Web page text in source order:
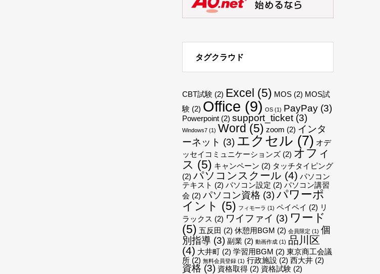
タグクラウド
CBT試験 (2) Excel (5) MOS (2) MOS試
験 (2) Office (9) OS (1) PayPay (3)
Powerpoint (2) support_ticket (3)
Windows7 (1) Word (5) zoom (2) インタ
ーネット (3) エクセル (7) オデ
ッセイコミュニケーションズ (2) オフィ
ス (5) キャンペーン (2) タッチタイピング
(2) パソコンスクール (4) パソコン
テキスト (2) パソコン設定 (2) パソコン講習
会 (2) パソコン資格 (3)パワーポ
イント (5) フィモーラ (1) ペイペイ (2) リ
ラックス (2) ワイファイ (3) ワード
(5) 五反田 (2) 休憩用BGM (2) 会員限定 (1) 個
別指導 (3) 副業 (2) 動画作成 (1) 品川区
(4) 大井町 (2) 学習用BGM (2) 東京商工会議
所 (2) 無料会員登録 (1) 行政施設 (2) 西大井 (2)
資格 (3) 資格取得 (2) 資格試験 (2)